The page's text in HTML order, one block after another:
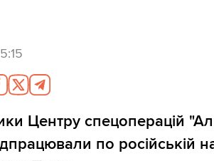
Центру спецоперацій
по російській